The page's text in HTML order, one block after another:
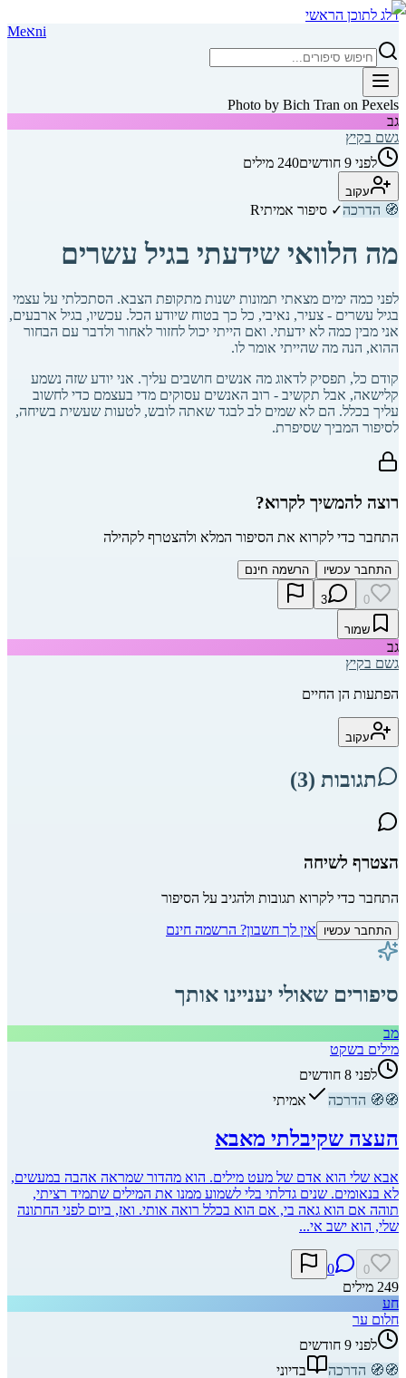
דלג לתוכן הראשי
Meאni
Photo by Bich Tran on Pexels
גב
גשם בקיץ
לפני 9 חודשים
240 מילים
עקוב
🧭 הדרכה✓ סיפור אמיתיR
מה הלוואי שידעתי בגיל עשרים
לפני כמה ימים מצאתי תמונות ישנות מתקופת הצבא. הסתכלתי על עצמי
בגיל עשרים - צעיר, נאיבי, כל כך בטוח שיודע הכל. עכשיו, בגיל ארבעים,
אני מבין כמה לא ידעתי. ואם הייתי יכול לחזור לאחור ולדבר עם הבחור
ההוא, הנה מה שהייתי אומר לו.
קודם כל, תפסיק לדאוג מה אנשים חושבים עליך. אני יודע שזה נשמע
קלישאה, אבל תקשיב - רוב האנשים עסוקים מדי בעצמם כדי לחשוב
עליך בכלל. הם לא שמים לב לבגד שאתה לובש, לטעות שעשית בשיחה,
לסיפור המביך שסיפרת.
רוצה להמשיך לקרוא?
התחבר כדי לקרוא את הסיפור המלא ולהצטרף לקהילה
התחבר עכשיו הרשמה חינם
0
3
שמור
גב
גשם בקיץ
הפתעות הן החיים
עקוב
תגובות (3
)
הצטרף לשיחה
התחבר כדי לקרוא תגובות ולהגיב על הסיפור
התחבר עכשיו אין לך חשבון? הרשמה חינם
סיפורים שאולי יעניינו אותך
מב
מילים בשקט
לפני 8 חודשים
🧭
🧭 הדרכה אמיתי
העצה שקיבלתי מאבא
אבא שלי הוא אדם של מעט מילים. הוא מהדור שמראה אהבה במעשים,
לא בנאומים. שנים גדלתי בלי לשמוע ממנו את המילים שתמיד רציתי,
תוהה אם הוא גאה בי, אם הוא בכלל רואה אותי. ואז, ביום לפני החתונה
שלי, הוא ישב אי...
0
0
249 מילים
חע
חלום ער
לפני 9 חודשים
🧭
🧭 הדרכה בדיוני